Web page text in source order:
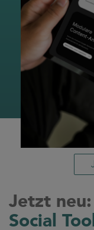
Jetzt
Social